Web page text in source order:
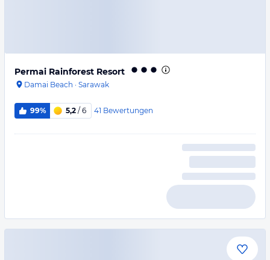
Permai Rainforest Resort
Damai Beach · Sarawak
99% 5,2 / 6 41 Bewertungen